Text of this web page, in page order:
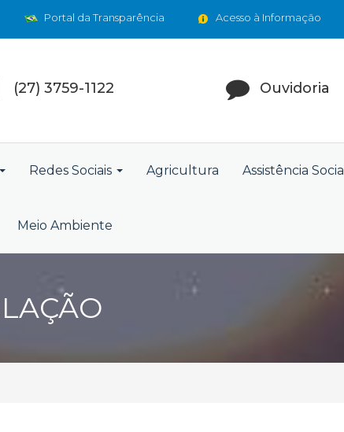
Acesso à Informação
Portal da Transparência
(27) 3759-1122 Ouvidoria
Redes Sociais Agricultura Assistência Social
Meio Ambiente